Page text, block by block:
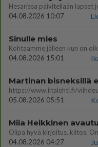
04.08.2026 10:07
Sinulle mies
04.08.2026 15:01
Martinan bisneksillä
05.08.2026 05:51
Miia Heikkinen
04.08.2026 04:27